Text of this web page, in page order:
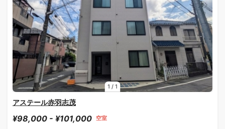
1 / 1
アステール赤羽志茂
¥98,000 - ¥101,000 空室